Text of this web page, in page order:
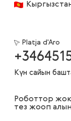
Роботтор
тез жооп
Platja d'Aro
Күн сайын